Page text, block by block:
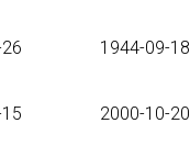
1944-09-18
2000-10-20